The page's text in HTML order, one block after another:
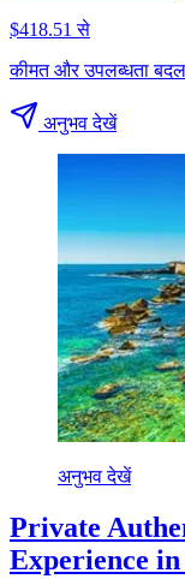
$418.51 से
कीमत और उपलब्धता
अनुभव देखें
अनुभव देखें
Private
Experience in